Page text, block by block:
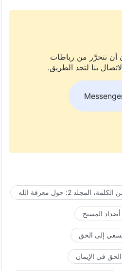
أن نتحرَّر من رباطات
بنا لتجد الطريق.
المجلد 2: حول معرفة الله
في الإيمان